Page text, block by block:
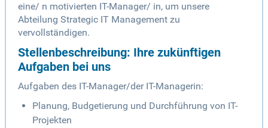
eine/ n motivierten IT-Manager/ in, um unsere
Abteilung Strategic IT Management zu
vervollständigen.
Stellenbeschreibung: Ihre zukünftigen
Aufgaben bei uns
Aufgaben des IT-Manager/der IT-Managerin:
Planung, Budgetierung und Durchführung von IT-
Projekten